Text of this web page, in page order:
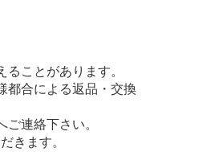
ことがあります。
都合による返品・交換
連絡下さい。
きます。